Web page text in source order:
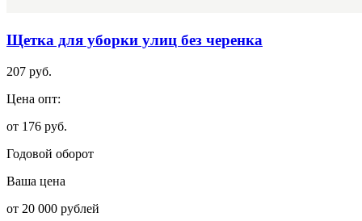
Щетка для уборки улиц без черенка
207 руб.
Цена опт:
от 176 руб.
Годовой оборот
Ваша цена
от 20 000 рублей